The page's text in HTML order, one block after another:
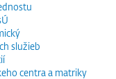
služieb
centra a matriky